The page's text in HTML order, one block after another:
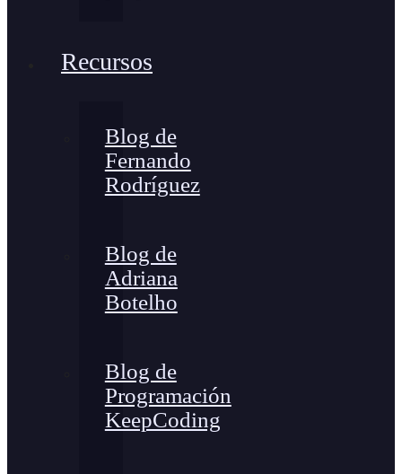
Recursos
Blog de
Fernando
Rodríguez
Blog de
Adriana
Botelho
Blog de
Programación
KeepCoding